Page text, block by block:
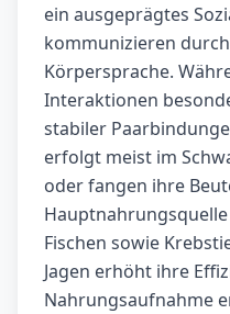
ein ausgeprägtes
kommunizieren
Körpersprache.
Interaktionen
stabiler
erfolgt meist im
oder fangen ihre
Fischen sowie
Jagen erhöht ihre
Nahrungsaufnahme